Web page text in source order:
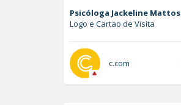
Psicóloga Jackeline Mattos
Logo e Cartao de Visita
c.com